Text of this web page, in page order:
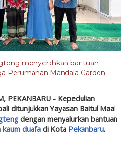
menyerahkan bantuan
Perumahan Mandala Garden
PEKANBARU - Kepedulian
ditunjukkan Yayasan Baitul Maal
dengan menyalurkan bantuan
kaum duafa di Kota Pekanbaru.